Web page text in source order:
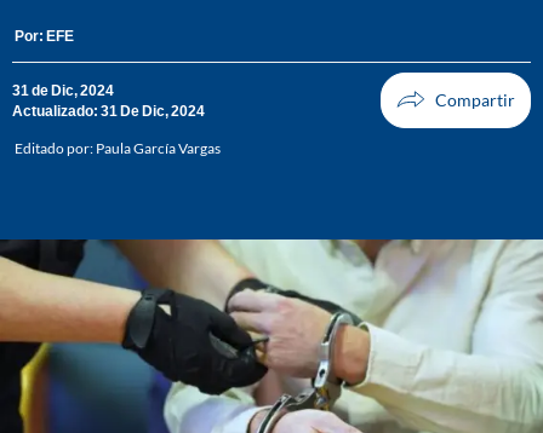
Por: EFE
31 de Dic, 2024
Actualizado: 31 De Dic, 2024
Editado por: Paula García Vargas